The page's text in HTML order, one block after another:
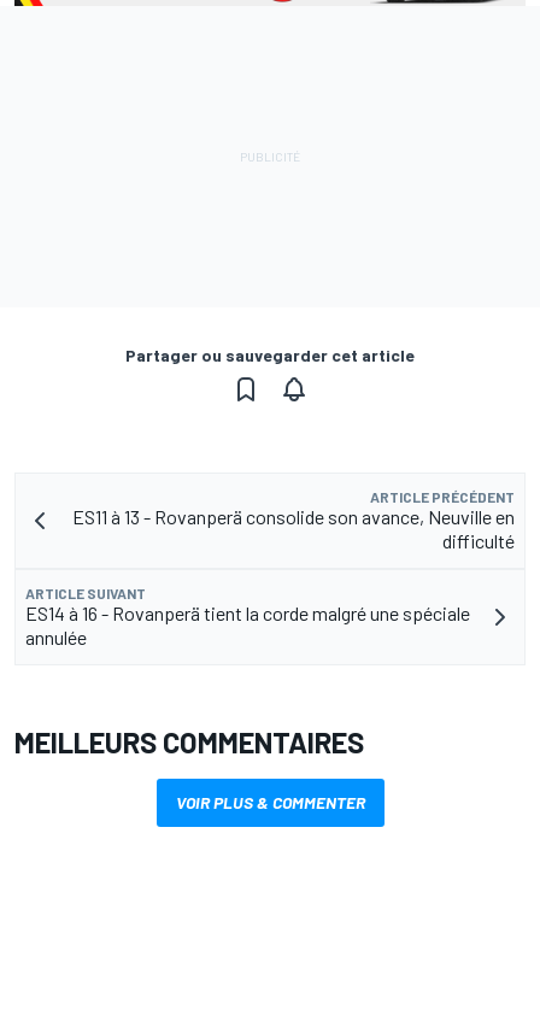
Partager ou sauvegarder cet article
ARTICLE PRÉCÉDENT
ES11 à 13 - Rovanperä consolide son avance, Neuville en
difficulté
ARTICLE SUIVANT
ES14 à 16 - Rovanperä tient la corde malgré une spéciale
annulée
MEILLEURS COMMENTAIRES
VOIR PLUS & COMMENTER